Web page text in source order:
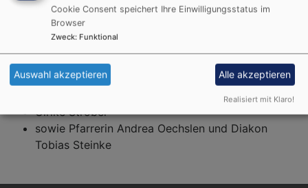
Mitglieder des Kirchenvorstandes sind
(in alphabetischer Reihenfolge):
Gerhard Kreiselmeier
Felix Sackenreuther
Ulrike Ströbel
sowie Pfarrerin Andrea Oechslen und Diakon
Tobias Steinke
Cookie Consent speichert Ihre Einwilligungsstatus im
Browser
Zweck: Funktional
Auswahl akzeptieren Alle akzeptieren
Realisiert mit Klaro!